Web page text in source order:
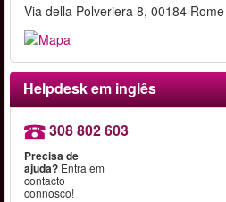
Via della Polveriera 8, 00184 Rome
Helpdesk em inglês
308 802 603
Precisa de
ajuda? Entra em
contacto
connosco!